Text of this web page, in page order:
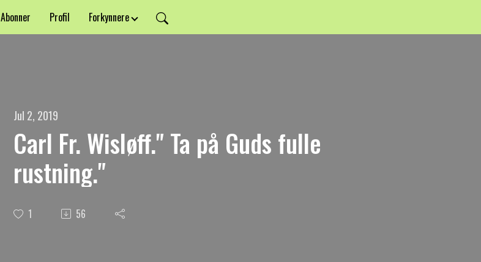
Abonner Profil Forkynnere
Jul 2, 2019
Carl Fr. Wisløff." Ta på Guds fulle
rustning."
1 56